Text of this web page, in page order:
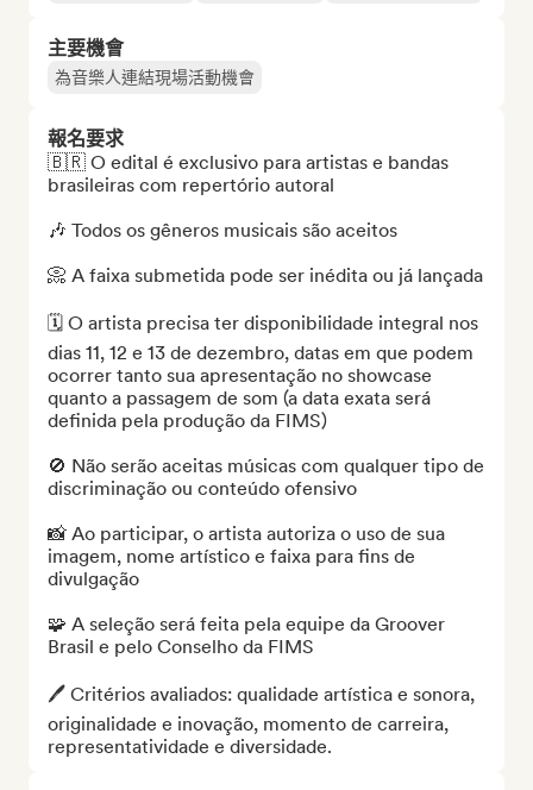
主要機會
為音樂人連結現場活動機會
報名要求
🇧🇷 O edital é exclusivo para artistas e bandas
brasileiras com repertório autoral
🎶 Todos os gêneros musicais são aceitos
📀 A faixa submetida pode ser inédita ou já lançada
🗓️ O artista precisa ter disponibilidade integral nos
dias 11, 12 e 13 de dezembro, datas em que podem
ocorrer tanto sua apresentação no showcase
quanto a passagem de som (a data exata será
definida pela produção da FIMS)
🚫 Não serão aceitas músicas com qualquer tipo de
discriminação ou conteúdo ofensivo
📸 Ao participar, o artista autoriza o uso de sua
imagem, nome artístico e faixa para fins de
divulgação
🧩 A seleção será feita pela equipe da Groover
Brasil e pelo Conselho da FIMS
🖊️ Critérios avaliados: qualidade artística e sonora,
originalidade e inovação, momento de carreira,
representatividade e diversidade.